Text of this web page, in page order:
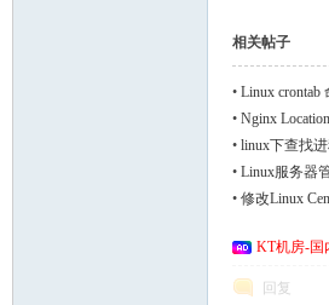
相关帖子
• Linux
• Nginx
• linux下查找
• Linux服务器
• 修改Linux
KT机房-国
回复